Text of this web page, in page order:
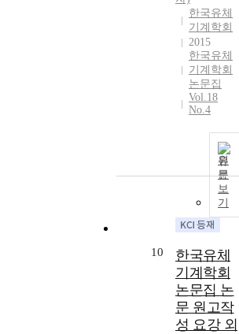
한국유체
기계학회
2015
한국유체
기계학회
논문집
Vol.18
No.4
원
문
보
기
10
한국유체
기계학회
논문집 논
문 원고작
성 요강 외